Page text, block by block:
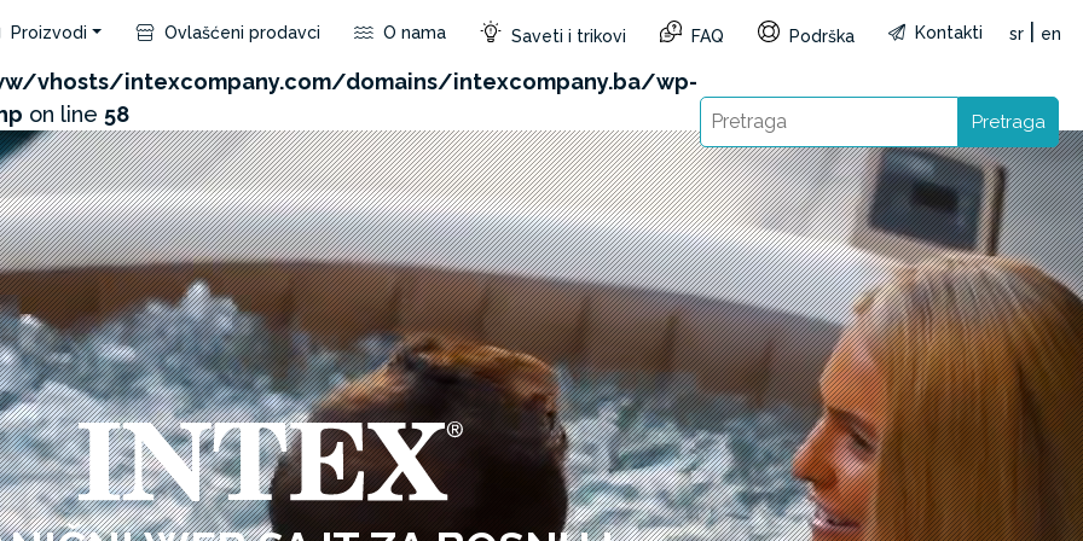
product/api.php?id=449&not_use_region=1&reg=BA&lang=sr): Failed to open stream: HTTP
vhosts/intexcompany.com/domains/intexcompany.ba/wp-
on line 58
Proizvodi Ovlašćeni prodavci O nama Saveti i trikovi FAQ Podrška Kontakti sr en
Pretraga